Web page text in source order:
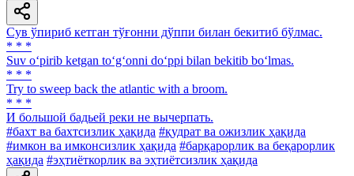
Сув ўпириб кетган тўғонни дўппи билан бекитиб бўлмас.
* * *
Suv o‘pirib ketgan to‘g‘onni do‘ppi bilan bekitib bo‘lmas.
* * *
Try to sweep back the atlantic with a broom.
* * *
И большой бадьей реки не вычерпать.
#бахт ва бахтсизлик ҳақида #қудрат ва ожизлик ҳақида
#имкон ва имконсизлик ҳақида #барқарорлик ва беқарорлик
ҳақида #эҳтиёткорлик ва эҳтиётсизлик ҳақида